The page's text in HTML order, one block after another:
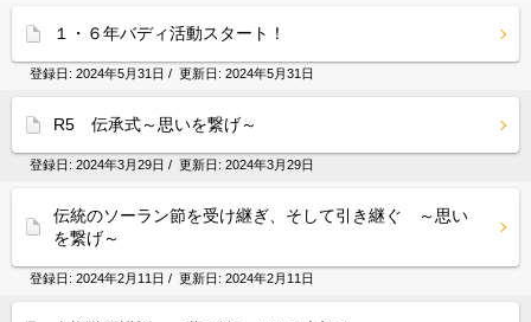
１・６年バディ活動スタート！
登録日: 2024年5月31日 / 更新日: 2024年5月31日
R5 伝承式～思いを繋げ～
登録日: 2024年3月29日 / 更新日: 2024年3月29日
伝統のソーラン節を受け継ぎ、そして引き継ぐ ～思い
を繋げ～
登録日: 2024年2月11日 / 更新日: 2024年2月11日